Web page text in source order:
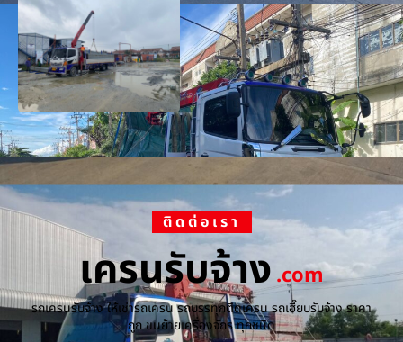
ติดต่อเรา
เครนรับจ้าง.com
รถเครนรับจ้าง ให้เช่ารถเครน รถบรรทุกติดเครน รถเฮี๊ยบรับจ้าง ราคา
ถูก ขนย้ายเครื่องจักร ทุกชนิด